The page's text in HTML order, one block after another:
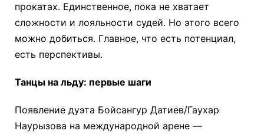
прокатах. Единственное, пока не хватает
сложности и лояльности судей. Но этого всего
можно добиться. Главное, что есть потенциал,
есть перспективы.
Танцы на льду: первые шаги
Появление дуэта Бойсангур Датиев/Гаухар
Наурызова на международной арене —